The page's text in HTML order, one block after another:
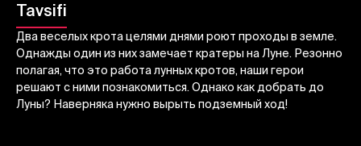
Tavsifi
Два веселых крота целями днями роют проходы в земле.
Однажды один из них замечает кратеры на Луне. Резонно
полагая, что это работа лунных кротов, наши герои
решают с ними познакомиться. Однако как добрать до
Луны? Наверняка нужно вырыть подземный ход!